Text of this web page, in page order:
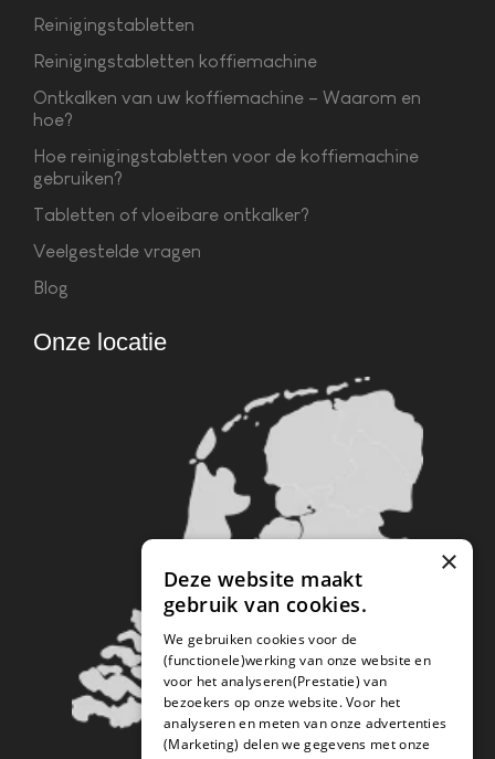
Reinigingstabletten
Reinigingstabletten koffiemachine
Ontkalken van uw koffiemachine – Waarom en
hoe?
Hoe reinigingstabletten voor de koffiemachine
gebruiken?
Tabletten of vloeibare ontkalker?
Veelgestelde vragen
Blog
Onze locatie
×
Deze website maakt
gebruik van cookies.
We gebruiken cookies voor de
(functionele)werking van onze website en
voor het analyseren(Prestatie) van
bezoekers op onze website. Voor het
analyseren en meten van onze advertenties
(Marketing) delen we gegevens met onze